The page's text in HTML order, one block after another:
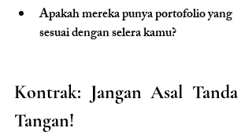
Apakah mereka punya portofolio yang
sesuai dengan selera kamu?
Kontrak: Jangan Asal Tanda
Tangan!